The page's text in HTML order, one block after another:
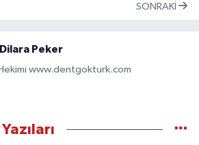
SONRAKI
Peker
www.dentgokturk.com